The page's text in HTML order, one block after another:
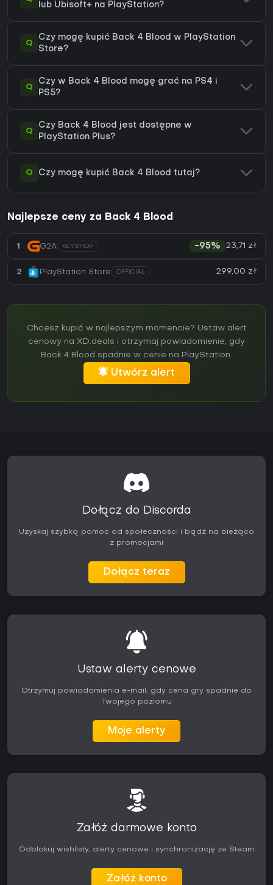
lub Ubisoft+ na PlayStation?
Q
Czy mogę kupić Back 4 Blood w PlayStation
Store?
Q
Czy w Back 4 Blood mogę grać na PS4 i
PS5?
Q
Czy Back 4 Blood jest dostępne w
PlayStation Plus?
Q Czy mogę kupić Back 4 Blood tutaj?
Najlepsze ceny za Back 4 Blood
1 G2A KEYSHOP -95% 23,71 zł
2 PlayStation Store OFFICIAL 299,00 zł
Chcesz kupić w najlepszym momencie? Ustaw alert
cenowy na XD.deals i otrzymaj powiadomienie, gdy
Back 4 Blood spadnie w cenie na PlayStation.
Utwórz alert
Dołącz do Discorda
Uzyskaj szybką pomoc od społeczności i bądź na bieżąco
z promocjami
Dołącz teraz
Ustaw alerty cenowe
Otrzymuj powiadomienia e-mail, gdy cena gry spadnie do
Twojego poziomu
Moje alerty
Załóż darmowe konto
Odblokuj wishlisty, alerty cenowe i synchronizację ze Steam
Załóż konto